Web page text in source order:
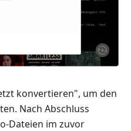
konvertieren", um den
Nach Abschluss
Dateien im zuvor